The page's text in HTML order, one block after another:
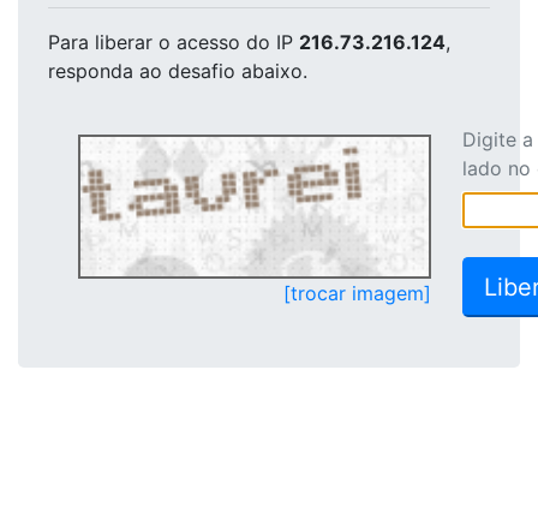
Para liberar o acesso do IP 216.73.216.124,
responda ao desafio abaixo.
[trocar imagem]
Digite
lado no